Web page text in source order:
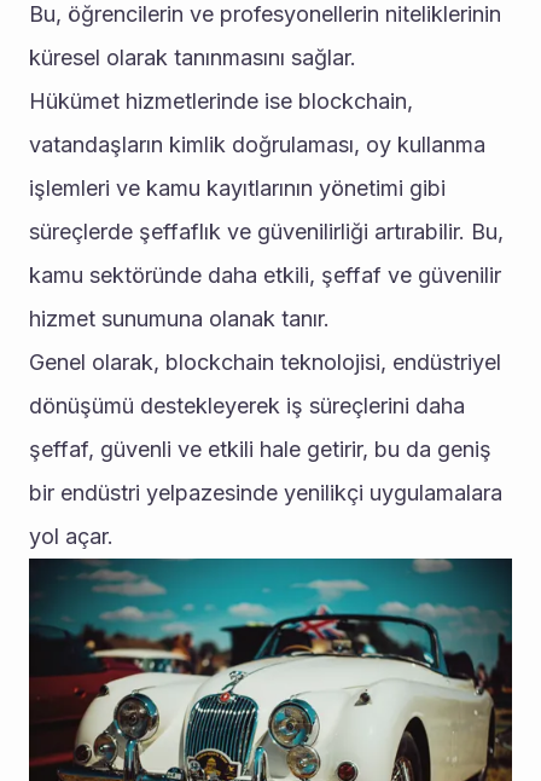
Bu, öğrencilerin ve profesyonellerin niteliklerinin
küresel olarak tanınmasını sağlar.
Hükümet hizmetlerinde ise blockchain,
vatandaşların kimlik doğrulaması, oy kullanma
işlemleri ve kamu kayıtlarının yönetimi gibi
süreçlerde şeffaflık ve güvenilirliği artırabilir. Bu,
kamu sektöründe daha etkili, şeffaf ve güvenilir
hizmet sunumuna olanak tanır.
Genel olarak, blockchain teknolojisi, endüstriyel
dönüşümü destekleyerek iş süreçlerini daha
şeffaf, güvenli ve etkili hale getirir, bu da geniş
bir endüstri yelpazesinde yenilikçi uygulamalara
yol açar.